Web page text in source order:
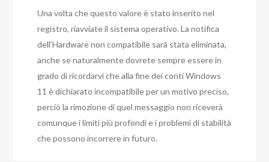
Una volta che questo valore è stato inserito nel
registro, riavviate il sistema operativo. La notifica
dell’Hardware non compatibile sarà stata eliminata,
anche se naturalmente dovrete sempre essere in
grado di ricordarvi che alla fine dei conti Windows
11 è dichiarato incompatibile per un motivo preciso,
perciò la rimozione di quel messaggio non riceverà
comunque i limiti più profondi e i problemi di stabilità
che possono incorrere in futuro.